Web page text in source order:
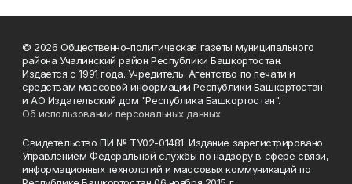
© 2026 Общественно-политическая газеты муниципального
района Учалинский район Республики Башкортостан.
Издается с 1991 года. Учредитель: Агентство по печати и
средствам массовой информации Республики Башкортостан
и АО Издательский дом "Республика Башкортостан".
Об использовании персональных данных
Свидетельство ПИ № ТУ02-01481. Издание зарегистрировано
Управлением Федеральной службы по надзору в сфере связи,
информационных технологий и массовых коммуникаций по